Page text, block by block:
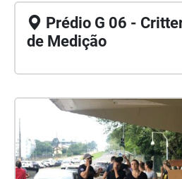
Prédio G 06 -
de Medição